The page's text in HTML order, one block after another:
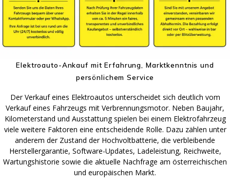
Elektroauto-Ankauf mit Erfahrung, Marktkenntnis und
persönlichem Service
Der Verkauf eines Elektroautos unterscheidet sich deutlich vom
Verkauf eines Fahrzeugs mit Verbrennungsmotor. Neben Baujahr,
Kilometerstand und Ausstattung spielen bei einem Elektrofahrzeug
viele weitere Faktoren eine entscheidende Rolle. Dazu zählen unter
anderem der Zustand der Hochvoltbatterie, die verbleibende
Herstellergarantie, Software-Updates, Ladeleistung, Reichweite,
Wartungshistorie sowie die aktuelle Nachfrage am österreichischen
und europäischen Markt.